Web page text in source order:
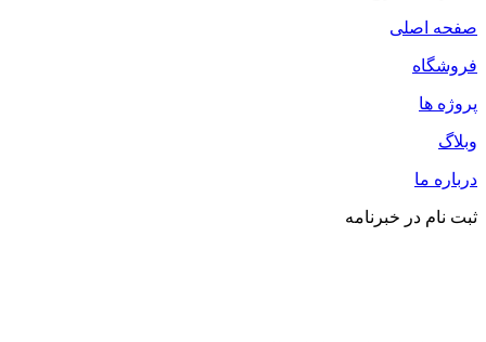
صفحه اصلی
فروشگاه
پروژه ها
وبلاگ
درباره ما
ثبت نام در خبرنامه